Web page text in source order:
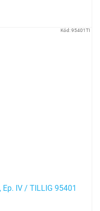
IV / TILLIG 95401
Kód:95401TI